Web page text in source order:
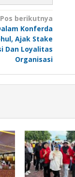
Pos berikutnya
Konferda
Ajak Stake
Dan Loyalitas
Organisasi